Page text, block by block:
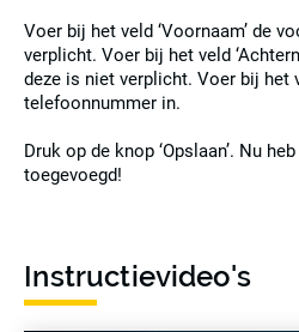
Voer bij het veld ‘Voornaam’ de
verplicht. Voer bij het veld
deze is niet verplicht. Voer bij het
telefoonnummer in.
Druk op de knop ‘Opslaan’. Nu
toegevoegd!
Instructievideo's